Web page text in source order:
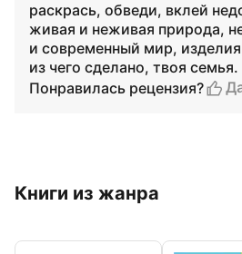
раскрась, обведи, вклей
живая и неживая природа,
и современный мир,
из чего сделано, твоя семья.
Понравилась рецензия?
Книги из жанра